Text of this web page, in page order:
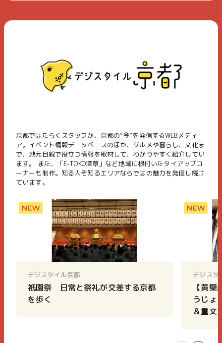
京都ではたらくスタッフが、京都の“今”を発信するWEBメディ
ア。イベント情報データベースのほか、グルメや暮らし、文化ま
で、地元目線で役立つ情報を取材して、わかりやすく紹介してい
ます。 また、「E-TOKO深草」など地域に根付いたタイアップコ
ーナーも制作。知る人ぞ知るエリアならではの魅力を発信し続け
ています。
デジスタイル京都
祇園祭 日常と祭礼が交差する京都
を歩く
デジスタ
【黄
うじょ
＆重文